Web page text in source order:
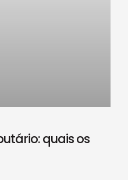
quais os